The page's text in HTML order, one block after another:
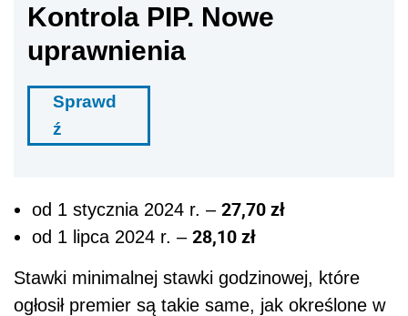
Kontrola PIP. Nowe
uprawnienia
Sprawd
ź
od 1 stycznia 2024 r. – 27,70 zł
od 1 lipca 2024 r. – 28,10 zł
Stawki minimalnej stawki godzinowej, które
ogłosił premier są takie same, jak określone w